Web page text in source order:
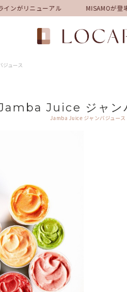
インがリニューアル MISAMOが
ジュース
Juice ジャン
Jamba Juice ジャンバジュース